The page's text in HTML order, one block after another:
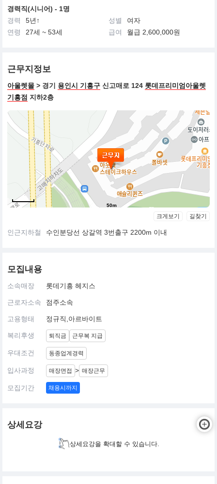
경력직(시니어) - 1명
경력
5년↑ 성별
여자
연령
27세 ~ 53세 급여 월급 2,600,000원
근무지정보
아울렛몰 > 경기 용인시 기흥구 신고매로 124 롯데프리미엄아울렛
기흥점 지하2층
50m
크게보기 길찾기
인근지하철 수인분당선 상갈역 3번출구 2200m 이내
모집내용
소속매장 롯데기흥 헤지스
근로자소속 점주소속
고용형태 정규직,아르바이트
복리후생 퇴직금 근무복 지급
우대조건 동종업계경력
입사과정 매장면접 > 매장근무
모집기간 채용시까지
상세요강
상세요강을 확대할 수 있습니다.